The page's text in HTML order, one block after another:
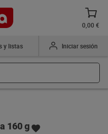
0,00 €
y listas Iniciar sesión
160 g